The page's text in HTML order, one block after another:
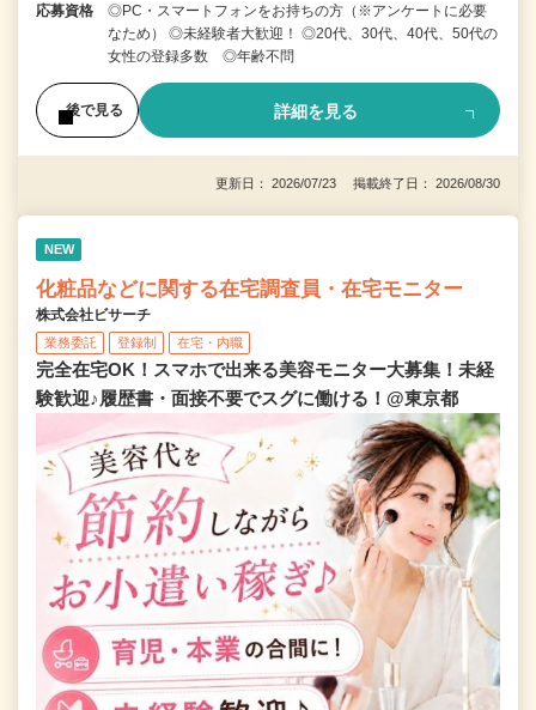
応募資格
◎PC・スマートフォンをお持ちの方（※アンケートに必要
なため） ◎未経験者大歓迎！ ◎20代、30代、40代、50代の
女性の登録多数 ◎年齢不問
後で見る 詳細を見る
更新日： 2026/07/23 掲載終了日： 2026/08/30
NEW
化粧品などに関する在宅調査員・在宅モニター
株式会社ビサーチ
業務委託 登録制 在宅・内職
完全在宅OK！スマホで出来る美容モニター大募集！未経
験歓迎♪履歴書・面接不要でスグに働ける！@東京都